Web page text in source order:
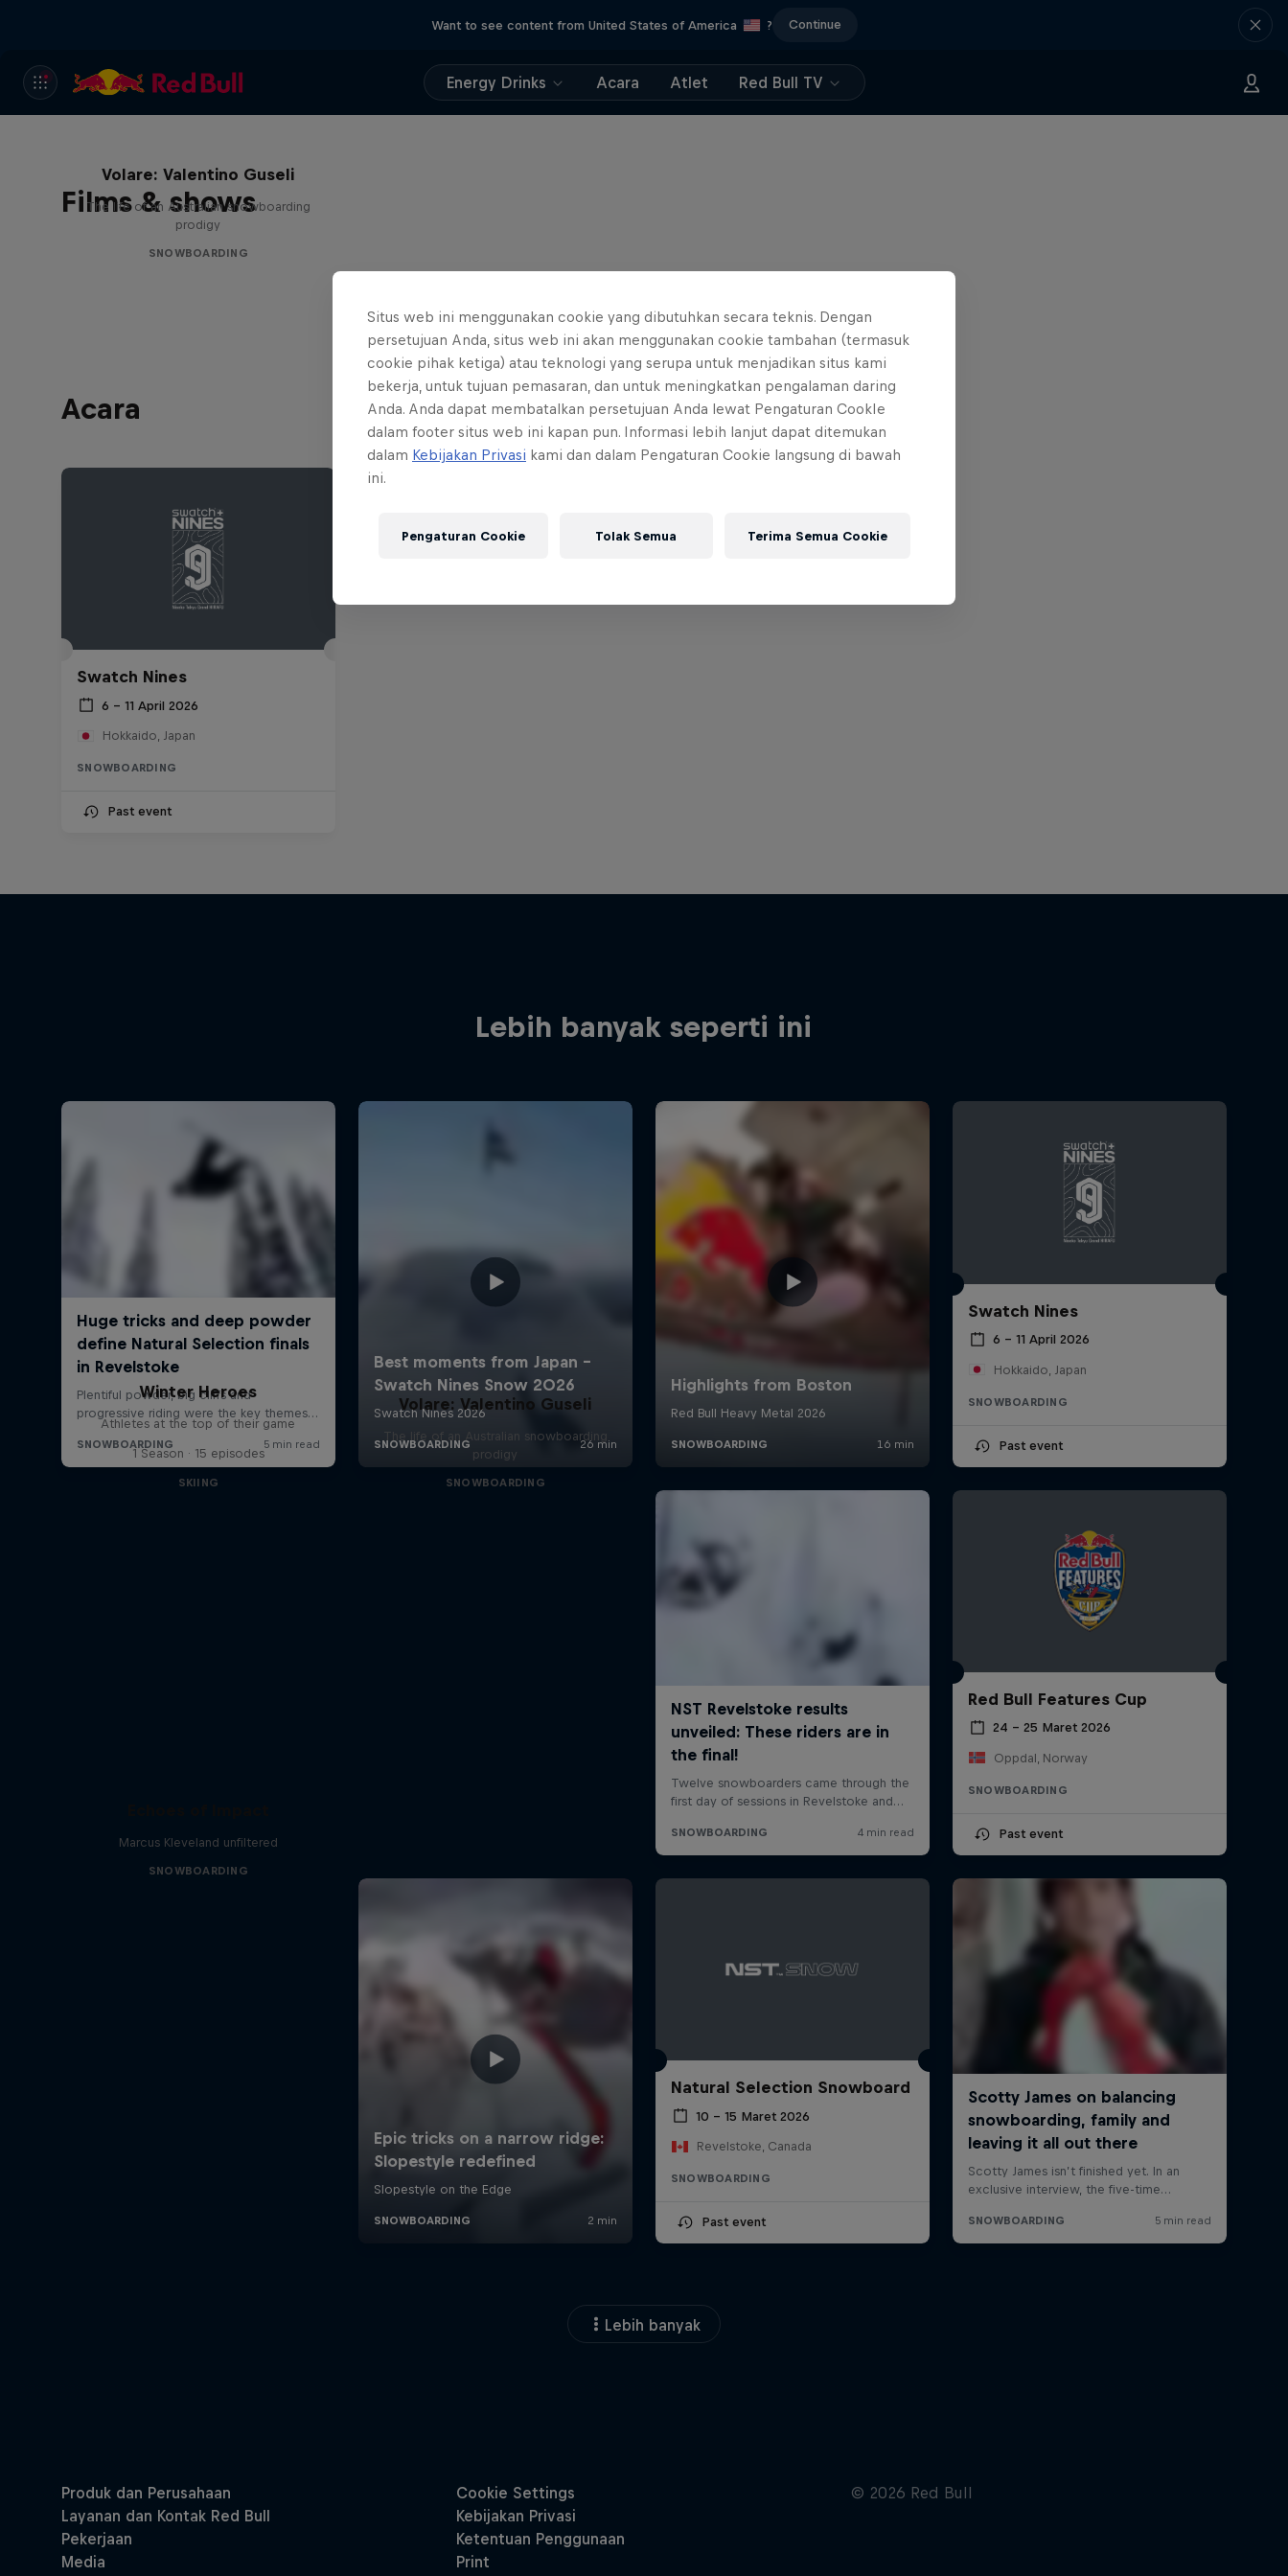
Want to see content from United States of America ? Continue
Energy Drinks Acara Atlet Red Bull TV
Films & shows
Volare: Valentino Guseli
The life of an Australian snowboarding
prodigy
SNOWBOARDING
Acara
Swatch Nines
6 – 11 April 2026
Hokkaido, Japan
SNOWBOARDING
Past event
Lebih banyak seperti ini
Swatch Nines
6 – 11 April 2026
Hokkaido, Japan
SNOWBOARDING
Past event
Winter Heroes
Athletes at the top of their game
1 Season · 15 episodes
SKIING
Volare: Valentino Guseli
The life of an Australian snowboarding
prodigy
SNOWBOARDING
Red Bull Features Cup
24 – 25 Maret 2026
Oppdal, Norway
SNOWBOARDING
Past event
Marcus Kleveland unfiltered
SNOWBOARDING
Natural Selection Snowboard
10 – 15 Maret 2026
Revelstoke, Canada
SNOWBOARDING
Past event
Lebih banyak
Situs web ini menggunakan cookie yang dibutuhkan secara teknis. Dengan
persetujuan Anda, situs web ini akan menggunakan cookie tambahan (termasuk
cookie pihak ketiga) atau teknologi yang serupa untuk menjadikan situs kami
bekerja, untuk tujuan pemasaran, dan untuk meningkatkan pengalaman daring
Anda. Anda dapat membatalkan persetujuan Anda lewat Pengaturan CookIe
dalam footer situs web ini kapan pun. Informasi lebih lanjut dapat ditemukan
dalam Kebijakan Privasi kami dan dalam Pengaturan Cookie langsung di bawah
ini.
Pengaturan Cookie Tolak Semua Terima Semua Cookie